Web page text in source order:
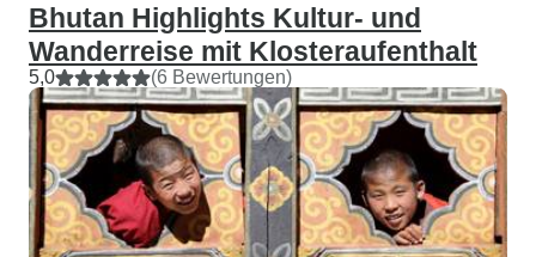
Bhutan Highlights Kultur- und
Wanderreise mit Klosteraufenthalt
5,0 (6 Bewertungen)